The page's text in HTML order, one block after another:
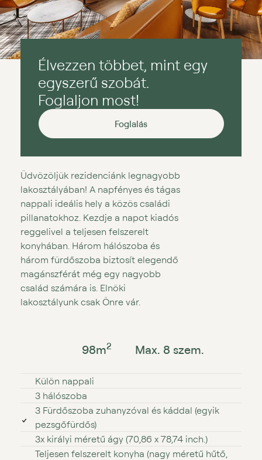
Élvezzen többet, mint egy
egyszerű szobát.
Foglaljon most!
Foglalás
Üdvözöljük rezidenciánk legnagyobb
lakosztályában! A napfényes és tágas
nappali ideális hely a közös családi
pillanatokhoz. Kezdje a napot kiadós
reggelivel a teljesen felszerelt
konyhában. Három hálószoba és
három fürdőszoba biztosít elegendő
magánszférát még egy nagyobb
család számára is. Elnöki
lakosztályunk csak Önre vár.
98m2 Max. 8 szem.
Külön nappali
3 hálószoba
3 Fürdőszoba zuhanyzóval és káddal (egyik
pezsgőfürdős)
3x királyi méretű ágy (70,86 x 78,74 inch.)
Teljesen felszerelt konyha (nagy méretű hűtő,